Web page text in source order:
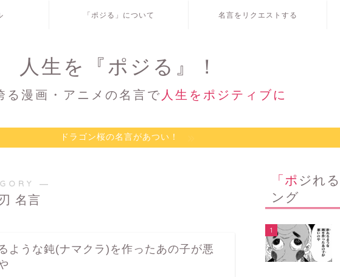
「ポジる」について 名言をリクエストする
人生を『ポジる』！
る漫画・アニメの名言で 人生をポジティブに
ドラゴン桜の名言があつい！
―
名言
ような鈍(ナマクラ)を作ったあの子が悪
「ポジれる名言」人気ランキ
ング
1